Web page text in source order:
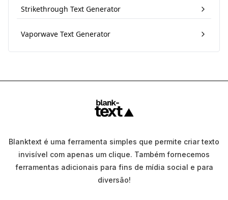
Strikethrough Text Generator
Vaporwave Text Generator
Blanktext é uma ferramenta simples que permite criar texto
invisível com apenas um clique. Também fornecemos
ferramentas adicionais para fins de mídia social e para
diversão!